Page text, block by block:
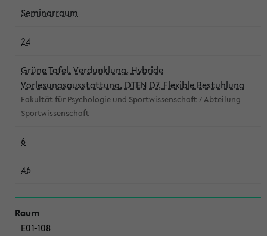
Seminarraum
24
Grüne Tafel, Verdunklung, Hybride
Vorlesungsausstattung, DTEN D7, Flexible Bestuhlung
Fakultät für Psychologie und Sportwissenschaft / Abteilung
Sportwissenschaft
6
46
E01-108